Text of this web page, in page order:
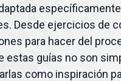
Desde ejercicios de
para hacer del
estas guías no son
como inspiración